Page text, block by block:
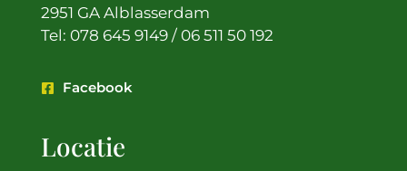
2951 GA Alblasserdam
Tel: 078 645 9149 / 06 511 50 192
Facebook
Locatie